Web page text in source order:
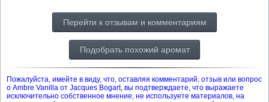
Перейти к отзывам и комментариям
Подобрать похожий аромат
Пожалуйста, имейте в виду, что, оставляя комментарий, отзыв или вопрос
о Ambre Vanilla от Jacques Bogart, вы подтверждаете, что выражаете
исключительно собственное мнение, не используете материалов, на